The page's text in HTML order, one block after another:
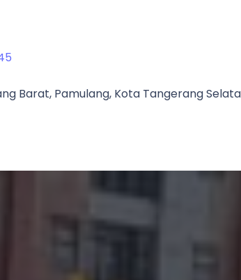
Barat, Pamulang, Kota Tangerang